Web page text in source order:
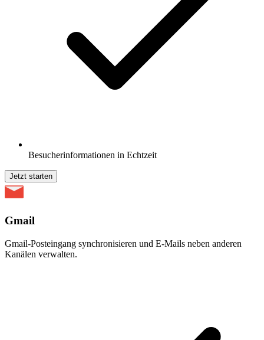
Besucherinformationen in Echtzeit
Jetzt starten
Gmail
Gmail-Posteingang synchronisieren und E-Mails neben anderen
Kanälen verwalten.